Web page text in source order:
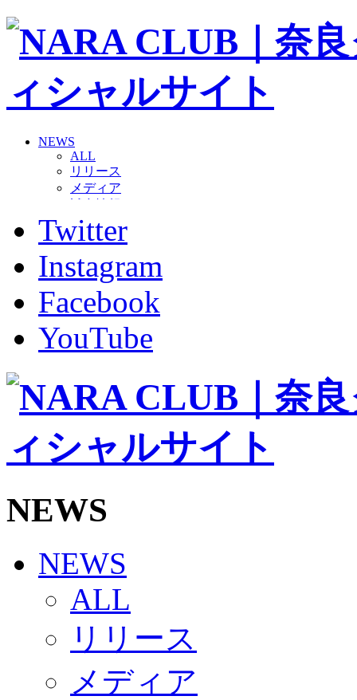
NEWS
ALL
リリース
メディア
グッズ
ファンコミュニティ
ホームタウン
コラム
その他
TEAM
2026/27トップチーム
2026/27トップチームスタッフ
バモス
チアダンススクール
ボランティアチーム「volundeer」
ビクトリーロード
HOMEGAME
観戦ルール＆マナー
Jリーグ運営管理規定
写真・動画使用ガイドライン
SCHEDULE
2026/27
練習見学時のファンサービスについて
TICKET
奈良クラブ明治安田J3リーグ2026/27シーズン試
奈良クラブ明治安田Ｊ3リーグ 2026/27シーズン「
観戦ルール＆マナー
2026/27ファンコミュニティ
サポートショップ
Twitter
Instagram
Facebook
YouTube
NEWS
NEWS
ALL
リリース
メディア